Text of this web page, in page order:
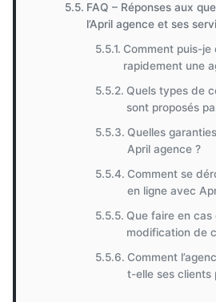
FAQ – Réponses aux
l’April agence et ses
Comment puis-je
rapidement une
Quels types de
sont proposés
Quelles
April agence ?
Comment se
en ligne avec
Que faire en cas
modification de
Comment
t-elle ses clients